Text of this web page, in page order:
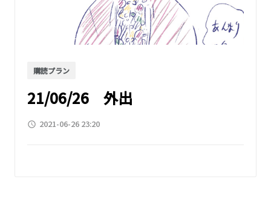
購読プラン
21/06/26 外出
access_time 2021-06-26 23:20